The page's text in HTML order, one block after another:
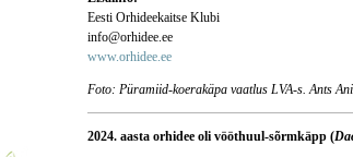
Eesti Orhideekaitse Klubi
info@orhidee.ee
www.orhidee.ee
Foto: Püramiid-koerakäpa vaatlus LVA-s. Ants
2024. aasta orhidee oli vööthuul-sõrmkäpp (